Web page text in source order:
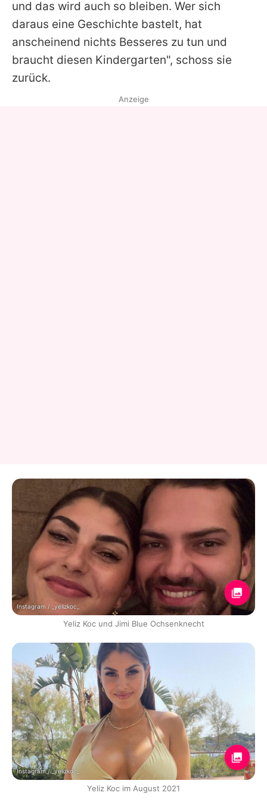
und das wird auch so bleiben. Wer sich
daraus eine Geschichte bastelt, hat
anscheinend nichts Besseres zu tun und
braucht diesen Kindergarten", schoss sie
zurück.
Anzeige
Instagram / _yelizkoc_
Yeliz Koc und Jimi Blue Ochsenknecht
Instagram / _yelizkoc_
Yeliz Koc im August 2021